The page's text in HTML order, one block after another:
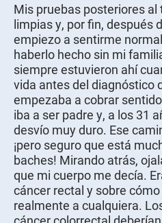
Mis pruebas posteriores
limpias y, por fin, después
empiezo a sentirme
haberlo hecho sin mi
siempre estuvieron ahí
vida antes del diagnóstico
empezaba a cobrar
iba a ser padre y, a los 31
desvío muy duro. Ese
¡pero seguro que está
baches! Mirando atrás,
que mi cuerpo me decía.
cáncer rectal y sobre
realmente a cualquiera.